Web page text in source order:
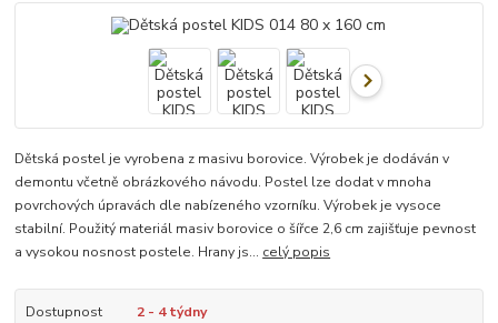
Dětská postel je vyrobena z masivu borovice. Výrobek je dodáván v
demontu včetně obrázkového návodu. Postel lze dodat v mnoha
povrchových úpravách dle nabízeného vzorníku. Výrobek je vysoce
stabilní. Použitý materiál masiv borovice o šířce 2,6 cm zajišťuje pevnost
a vysokou nosnost postele. Hrany js... celý popis
Dostupnost
2 - 4 týdny